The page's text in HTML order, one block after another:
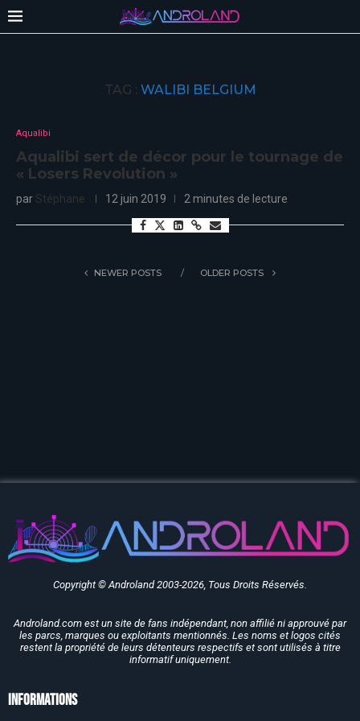
TAG : WALIBI BELGIUM
Aqualibi
Aqualibi sert de décor pour le tournage de
« Losers Revolution »
par Stéphane 12 juin 2019 2 minutes de lecture
NEWER POSTS OLDER POSTS
Copyright © Androland 2003-2026, Tous Droits Réservés.
Androland.com est un site de fans indépendant, non affilié ni approuvé par
les parcs, marques ou exploitants mentionnés. Les noms et logos cités
restent la propriété de leurs détenteurs respectifs et sont utilisés à titre
informatif uniquement.
Informations